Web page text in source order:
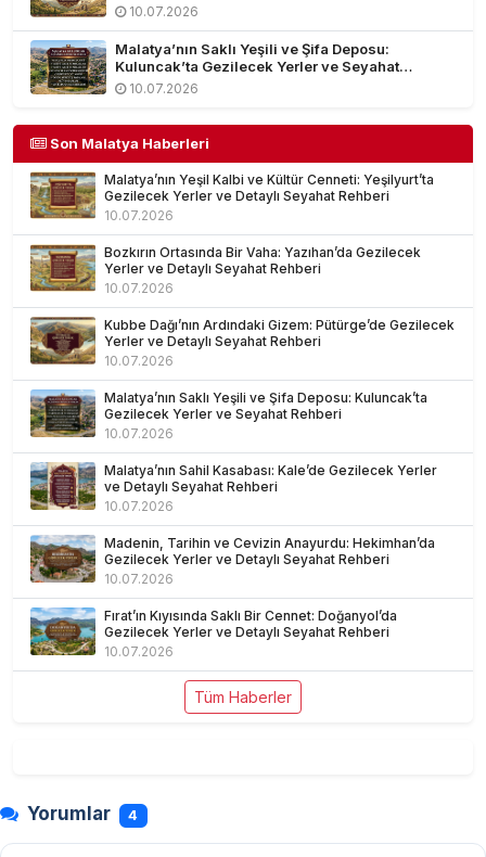
10.07.2026
Malatya’nın Saklı Yeşili ve Şifa Deposu:
Kuluncak’ta Gezilecek Yerler ve Seyahat
Rehberi
10.07.2026
Son Malatya Haberleri
Malatya’nın Yeşil Kalbi ve Kültür Cenneti: Yeşilyurt’ta
Gezilecek Yerler ve Detaylı Seyahat Rehberi
10.07.2026
Bozkırın Ortasında Bir Vaha: Yazıhan’da Gezilecek
Yerler ve Detaylı Seyahat Rehberi
10.07.2026
Kubbe Dağı’nın Ardındaki Gizem: Pütürge’de Gezilecek
Yerler ve Detaylı Seyahat Rehberi
10.07.2026
Malatya’nın Saklı Yeşili ve Şifa Deposu: Kuluncak’ta
Gezilecek Yerler ve Seyahat Rehberi
10.07.2026
Malatya’nın Sahil Kasabası: Kale’de Gezilecek Yerler
ve Detaylı Seyahat Rehberi
10.07.2026
Madenin, Tarihin ve Cevizin Anayurdu: Hekimhan’da
Gezilecek Yerler ve Detaylı Seyahat Rehberi
10.07.2026
Fırat’ın Kıyısında Saklı Bir Cennet: Doğanyol’da
Gezilecek Yerler ve Detaylı Seyahat Rehberi
10.07.2026
Tüm Haberler
Yorumlar 4